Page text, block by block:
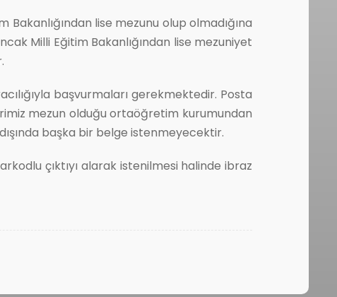
lise mezunu olup olmadığına
Milli Eğitim Bakanlığından lise mezuniyet
başvurmaları gerekmektedir. Posta
mezun olduğu ortaöğretim kurumundan
başka bir belge istenmeyecektir.
çıktıyı alarak istenilmesi halinde ibraz